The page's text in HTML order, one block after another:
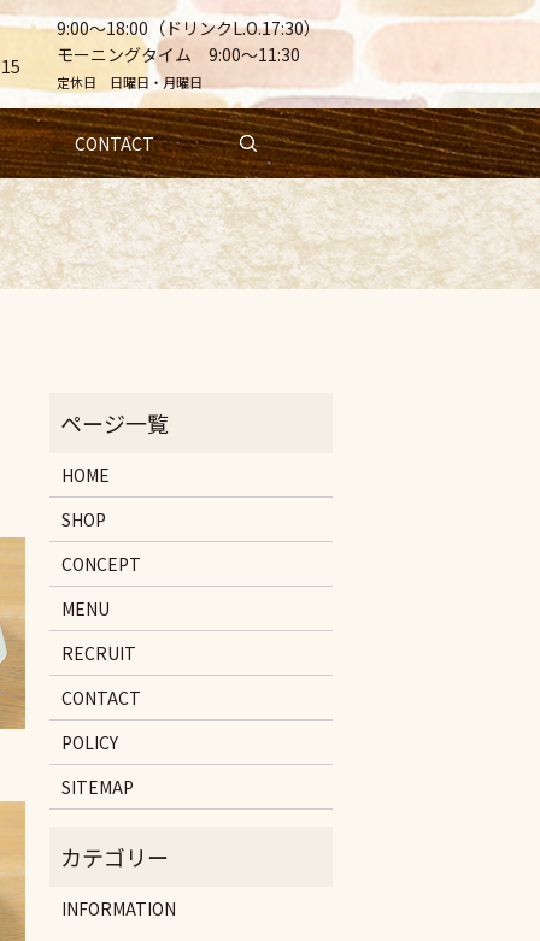
9:00～18:00（ドリンクL.O.17:30）
モーニングタイム 9:00～11:30
定休日 日曜日・月曜日
CONTACT
HOME
SHOP
CONCEPT
MENU
RECRUIT
CONTACT
POLICY
SITEMAP
INFORMATION